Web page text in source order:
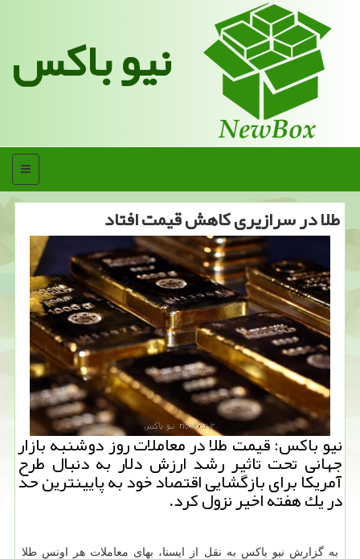
نیو باکس
منو
طلا در سرازیری كاهش قیمت افتاد
نیو باكس: قیمت طلا در معاملات روز دوشنبه بازار
جهانی تحت تاثیر رشد ارزش دلار به دنبال طرح
آمریكا برای بازگشایی اقتصاد خود به پایینترین حد
در یك هفته اخیر نزول كرد.
به گزارش نیو باكس به نقل از ایسنا، بهای معاملات هر اونس طلا